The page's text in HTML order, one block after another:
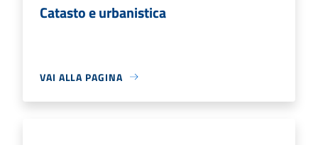
Catasto e urbanistica
VAI ALLA PAGINA